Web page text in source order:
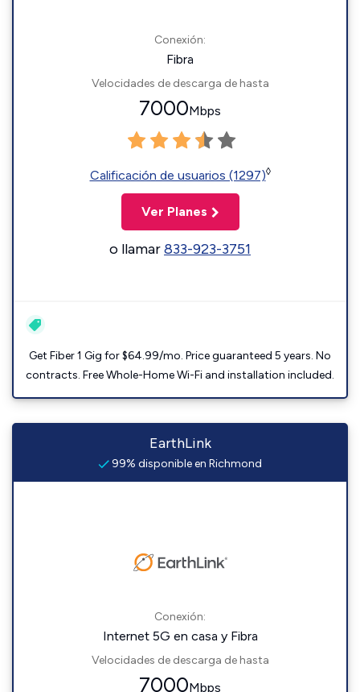
Conexión:
Fibra
Velocidades de descarga de hasta
7000Mbps
Calificación de usuarios (1297)◊
Ver Planes
o llamar833-923-3751
Get Fiber 1 Gig for $64.99/mo. Price guaranteed 5 years. No
contracts. Free Whole-Home Wi-Fi and installation included.
EarthLink
99% disponible en Richmond
Conexión:
Internet 5G en casa y Fibra
Velocidades de descarga de hasta
7000Mbps